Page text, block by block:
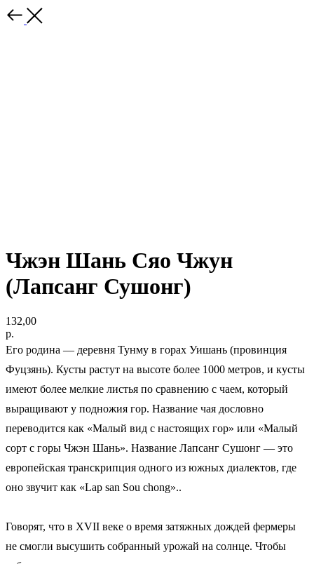
Чжэн Шань Сяо Чжун
(Лапсанг Сушонг)
132,00
р.
Его родина — деревня Тунму в горах Уишань (провинция
Фуцзянь). Кусты растут на высоте более 1000 метров, и кусты
имеют более мелкие листья по сравнению с чаем, который
выращивают у подножия гор. Название чая дословно
переводится как «Малый вид с настоящих гор» или «Малый
сорт с горы Чжэн Шань». Название Лапсанг Сушонг — это
европейская транскрипция одного из южных диалектов, где
оно звучит как «Lap san Sou chong»..
Говорят, что в XVII веке о время затяжных дождей фермеры
не смогли высушить собранный урожай на солнце. Чтобы